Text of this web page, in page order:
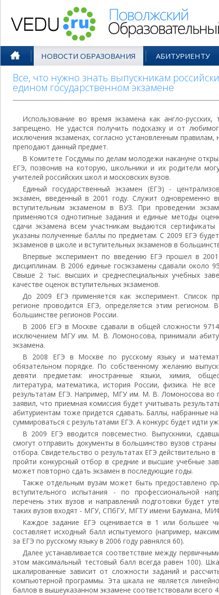
НОВОСТИ ОБРАЗОВАНИЯ АБИТУРИЕНТУ
Все, что нужно знать выпускникам
едином государственном экзамене
Использование во время экзамена как англо-русских,
запрещено. Не удастся получить подсказку и от
исключения экзаменах, согласно установленным правилам,
преподают данный предмет.
В Комитете Госдумы по делам молодежи накануне
ЕГЭ, позвонив на которую, школьники и их родители
учителей российских школ и московских вузов.
Единый государственный экзамен (ЕГЭ) -
экзамен, введeнный в 2001 году. Служит одновременно
вступительным экзаменом в ВУЗ. При проведении
применяются однотипные задания и единые методы
сдачи экзамена всем участникам выдаются
указаны полученные баллы по предметам. С 2009 ЕГЭ
экзаменов в школе и вступительных экзаменов в
Впервые эксперимент по введению ЕГЭ прошел в
дисциплинам. В 2006 единые госэкзамены сдавали около
Свыше 2 тыс. высших и среднеспециальных учебных
качестве оценок вступительных экзаменов.
До 2009 ЕГЭ применяется как эксперимент. Список
регионе проводится ЕГЭ, определяется этим
большинстве регионов России.
В 2006 ЕГЭ в Москве сдавали в общей сложности
исключением МГУ им. М. В. Ломоносова, принимали
экзамена.
В 2008 ЕГЭ в Москве по русскому языку и
обязательном порядке. По собственному желанию
девяти предметам: иностранные языки, химия,
литература, математика, история России, физика. Не
результатам ЕГЭ. Например, МГУ им. М. В. Ломоносова во
заявил, что приемная комиссия будет учитывать
абитуриентам тоже придется сдавать. Баллы, набранные
суммироваться с результатами ЕГЭ. А конкурс будет идти
В 2009 ЕГЭ вводится повсеместно. Выпускники,
смогут отправить документы в большинство вузов страны
отбора. Свидетельство о результатах ЕГЭ действительно
пройти конкурсный отбор в средние и высшие учебные
может повторно сдать экзамен в последующие годы.
Также отдельным вузам может быть предоставлено
вступительного испытания - по профессиональной
перечень этих вузов и направлений подготовки будет
таких вузов входят - МГУ, СПбГУ, МГТУ имени Баумана,
Каждое задание ЕГЭ оценивается в 1 или большее
составляет исходный балл испытуемого (например,
за ЕГЭ по русскому языку в 2006 году равнялся 60).
Далее устанавливается соответствие между
этом максимальный тестовый балл всегда равен 100).
шкалированные зависит от сложности заданий и
компьютерной программы. Эта шкала не является
баллов в вышеуказанном экзамене соответствовали всего